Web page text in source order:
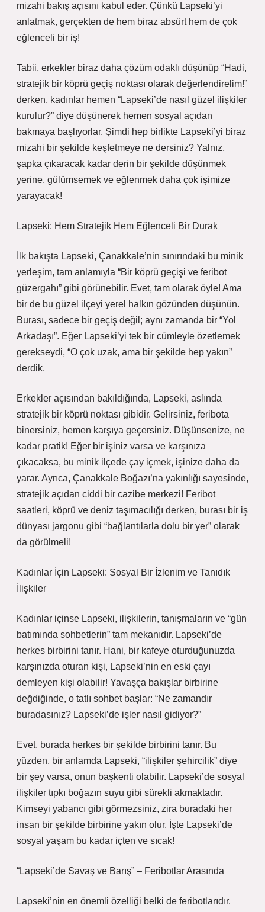
mizahi bakış açısını kabul eder. Çünkü Lapseki’yi
anlatmak, gerçekten de hem biraz absürt hem de çok
eğlenceli bir iş!
Tabii, erkekler biraz daha çözüm odaklı düşünüp “Hadi,
stratejik bir köprü geçiş noktası olarak değerlendirelim!”
derken, kadınlar hemen “Lapseki’de nasıl güzel ilişkiler
kurulur?” diye düşünerek hemen sosyal açıdan
bakmaya başlıyorlar. Şimdi hep birlikte Lapseki’yi biraz
mizahi bir şekilde keşfetmeye ne dersiniz? Yalnız,
şapka çıkaracak kadar derin bir şekilde düşünmek
yerine, gülümsemek ve eğlenmek daha çok işimize
yarayacak!
Lapseki: Hem Stratejik Hem Eğlenceli Bir Durak
İlk bakışta Lapseki, Çanakkale’nin sınırındaki bu minik
yerleşim, tam anlamıyla “Bir köprü geçişi ve feribot
güzergahı” gibi görünebilir. Evet, tam olarak öyle! Ama
bir de bu güzel ilçeyi yerel halkın gözünden düşünün.
Burası, sadece bir geçiş değil; aynı zamanda bir “Yol
Arkadaşı”. Eğer Lapseki’yi tek bir cümleyle özetlemek
gerekseydi, “O çok uzak, ama bir şekilde hep yakın”
derdik.
Erkekler açısından bakıldığında, Lapseki, aslında
stratejik bir köprü noktası gibidir. Gelirsiniz, feribota
binersiniz, hemen karşıya geçersiniz. Düşünsenize, ne
kadar pratik! Eğer bir işiniz varsa ve karşınıza
çıkacaksa, bu minik ilçede çay içmek, işinize daha da
yarar. Ayrıca, Çanakkale Boğazı’na yakınlığı sayesinde,
stratejik açıdan ciddi bir cazibe merkezi! Feribot
saatleri, köprü ve deniz taşımacılığı derken, burası bir iş
dünyası jargonu gibi “bağlantılarla dolu bir yer” olarak
da görülmeli!
Kadınlar İçin Lapseki: Sosyal Bir İzlenim ve Tanıdık
İlişkiler
Kadınlar içinse Lapseki, ilişkilerin, tanışmaların ve “gün
batımında sohbetlerin” tam mekanıdır. Lapseki’de
herkes birbirini tanır. Hani, bir kafeye oturduğunuzda
karşınızda oturan kişi, Lapseki’nin en eski çayı
demleyen kişi olabilir! Yavaşça bakışlar birbirine
değdiğinde, o tatlı sohbet başlar: “Ne zamandır
buradasınız? Lapseki’de işler nasıl gidiyor?”
Evet, burada herkes bir şekilde birbirini tanır. Bu
yüzden, bir anlamda Lapseki, “ilişkiler şehircilik” diye
bir şey varsa, onun başkenti olabilir. Lapseki’de sosyal
ilişkiler tıpkı boğazın suyu gibi sürekli akmaktadır.
Kimseyi yabancı gibi görmezsiniz, zira buradaki her
insan bir şekilde birbirine yakın olur. İşte Lapseki’de
sosyal yaşam bu kadar içten ve sıcak!
“Lapseki’de Savaş ve Barış” – Feribotlar Arasında
Lapseki’nin en önemli özelliği belki de feribotlarıdır.